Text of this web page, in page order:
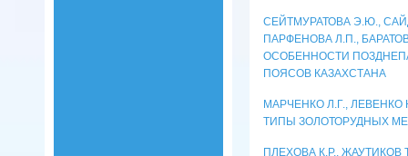
СЕЙТМУРАТОВА Э.Ю.,
ПАРФЕНОВА Л.П.,
ОСОБЕННОСТИ
ПОЯСОВ КАЗАХСТАНА
МАРЧЕНКО Л.Г.,
ТИПЫ ЗОЛОТОРУДНЫХ
ПЛЕХОВА К.Р.,